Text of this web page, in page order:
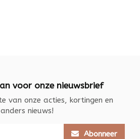
voor onze nieuwsbrief
van onze acties, kortingen en
anders nieuws!
Abonneer